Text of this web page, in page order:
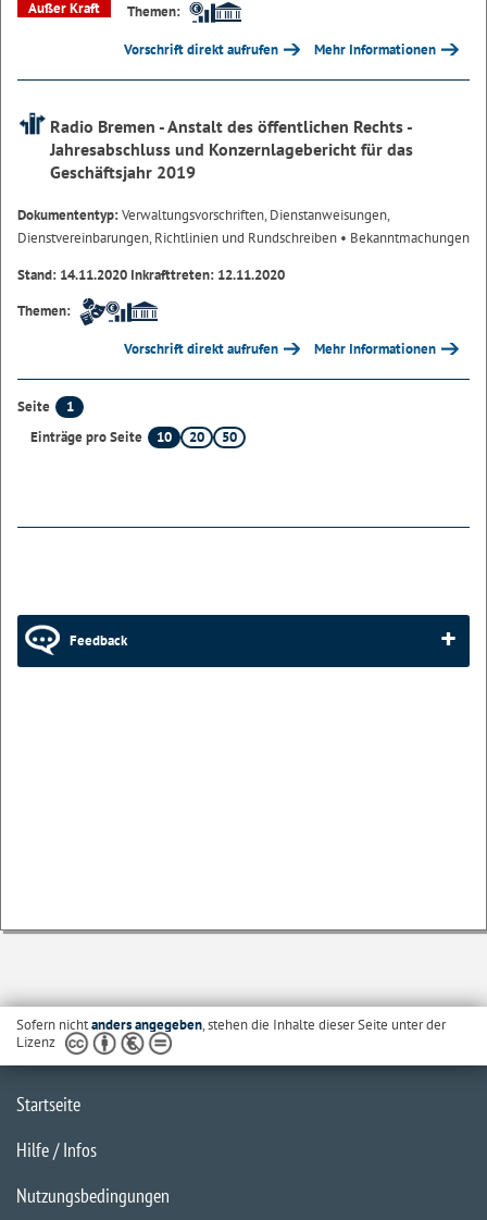
Außer Kraft
Themen:
Vorschrift direkt aufrufen Mehr Informationen
Radio Bremen - Anstalt des öffentlichen Rechts -
Jahresabschluss und Konzernlagebericht für das
Geschäftsjahr 2019
Dokumententyp:Verwaltungsvorschriften, Dienstanweisungen,
Dienstvereinbarungen, Richtlinien und Rundschreiben • Bekanntmachungen
Stand: 14.11.2020 Inkrafttreten: 12.11.2020
Themen:
Vorschrift direkt aufrufen Mehr Informationen
Seite
1
Einträge pro Seite
10 20 50
Feedback
Sofern nichtanders angegeben, stehen die Inhalte dieser Seite unter der
Lizenz
Startseite
Hilfe / Infos
Nutzungsbedingungen